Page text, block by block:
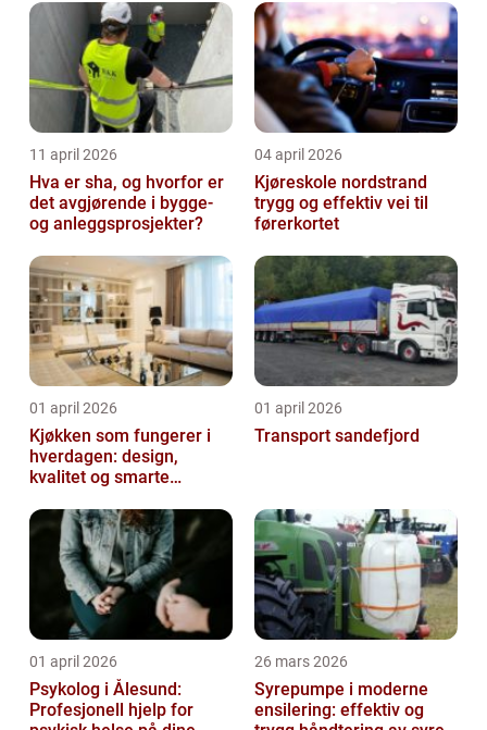
11 april 2026
Hva er sha, og hvorfor er
det avgjørende i bygge-
og anleggsprosjekter?
04 april 2026
Kjøreskole nordstrand
trygg og effektiv vei til
førerkortet
01 april 2026
Kjøkken som fungerer i
hverdagen: design,
kvalitet og smarte
01 april 2026
Transport sandefjord
01 april 2026
Psykolog i Ålesund:
Profesjonell hjelp for
26 mars 2026
Syrepumpe i moderne
ensilering: effektiv og